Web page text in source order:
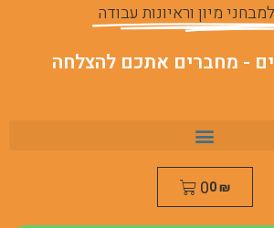
מיון וראיונות עבודה
0₪
0